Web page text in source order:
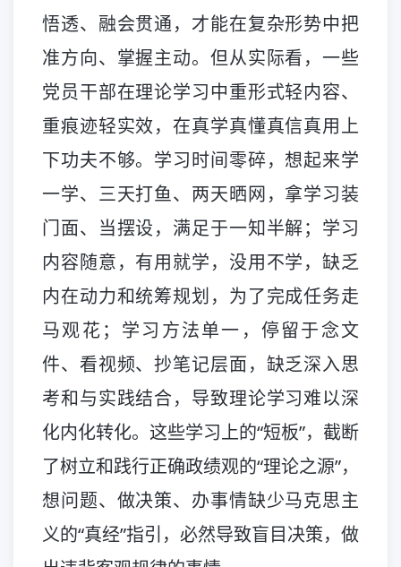
悟透、融会贯通，才能在复杂形势中把
准方向、掌握主动。但从实际看，一些
党员干部在理论学习中重形式轻内容、
重痕迹轻实效，在真学真懂真信真用上
下功夫不够。学习时间零碎，想起来学
一学、三天打鱼、两天晒网，拿学习装
门面、当摆设，满足于一知半解；学习
内容随意，有用就学，没用不学，缺乏
内在动力和统筹规划，为了完成任务走
马观花；学习方法单一，停留于念文
件、看视频、抄笔记层面，缺乏深入思
考和与实践结合，导致理论学习难以深
化内化转化。这些学习上的“短板”，截断
了树立和践行正确政绩观的“理论之源”，
想问题、做决策、办事情缺少马克思主
义的“真经”指引，必然导致盲目决策，做